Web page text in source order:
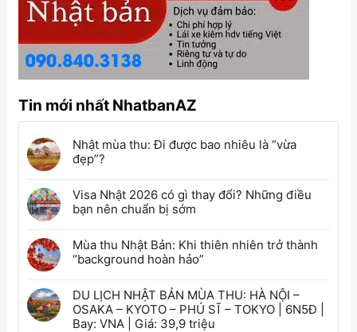
Tin mới nhất NhatbanAZ
Nhật mùa thu: Đi được bao nhiêu là “vừa
đẹp”?
Visa Nhật 2026 có gì thay đổi? Những điều
bạn nên chuẩn bị sớm
Mùa thu Nhật Bản: Khi thiên nhiên trở thành
“background hoàn hảo”
DU LỊCH NHẬT BẢN MÙA THU: HÀ NỘI –
OSAKA – KYOTO – PHÚ SĨ – TOKYO | 6N5Đ |
Bay: VNA | Giá: 39,9 triệu